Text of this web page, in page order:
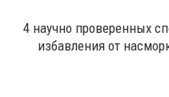
4 научно проверенных
избавления от